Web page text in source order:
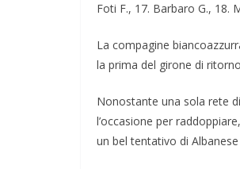
Foti F., 17. Barbaro G., 18.
La compagine
la prima del girone di
Nonostante una sola rete
l’occasione per
un bel tentativo di